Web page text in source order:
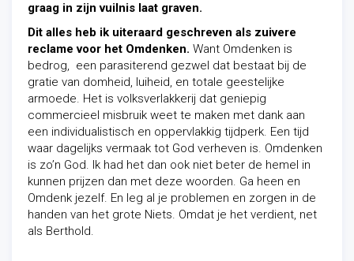
graag in zijn vuilnis laat graven.
Dit alles heb ik uiteraard geschreven als zuivere
reclame voor het Omdenken. Want Omdenken is
bedrog, een parasiterend gezwel dat bestaat bij de
gratie van domheid, luiheid, en totale geestelijke
armoede. Het is volksverlakkerij dat geniepig
commercieel misbruik weet te maken met dank aan
een individualistisch en oppervlakkig tijdperk. Een tijd
waar dagelijks vermaak tot God verheven is. Omdenken
is zo’n God. Ik had het dan ook niet beter de hemel in
kunnen prijzen dan met deze woorden. Ga heen en
Omdenk jezelf. En leg al je problemen en zorgen in de
handen van het grote Niets. Omdat je het verdient, net
als Berthold.